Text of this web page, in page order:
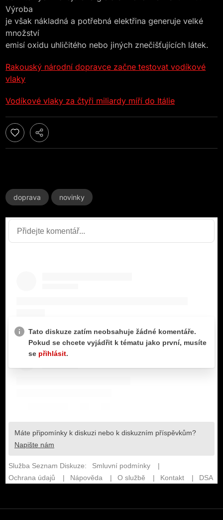
Výroba
je však nákladná a potřebná elektřina generuje velké
množství
emisí oxidu uhličitého nebo jiných znečišťujících látek.
Rakouský národní dopravce začne testovat vodíkové
vlaky
Vodíkové vlaky za čtyři miliardy míří do Itálie
doprava novinky